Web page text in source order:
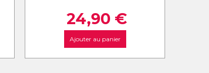
24,90 €
Ajouter au panier